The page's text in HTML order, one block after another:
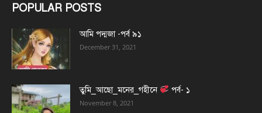
POPULAR POSTS
আমি পদ্মজা -পর্ব ৯১
December 31, 2021
তুমি_আছো_মনের_গহীনে পর্ব- ১
November 8, 2021